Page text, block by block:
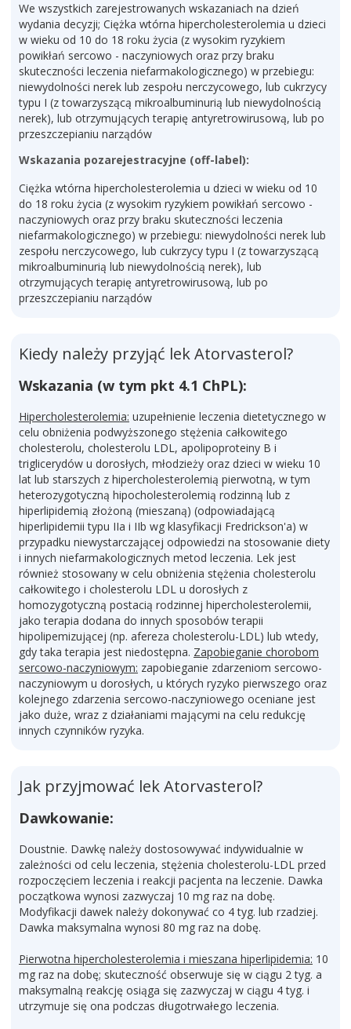
We wszystkich zarejestrowanych wskazaniach na dzień
wydania decyzji; Ciężka wtórna hipercholesterolemia u dzieci
w wieku od 10 do 18 roku życia (z wysokim ryzykiem
powikłań sercowo - naczyniowych oraz przy braku
skuteczności leczenia niefarmakologicznego) w przebiegu:
niewydolności nerek lub zespołu nerczycowego, lub cukrzycy
typu I (z towarzyszącą mikroalbuminurią lub niewydolnością
nerek), lub otrzymujących terapię antyretrowirusową, lub po
przeszczepianiu narządów
Wskazania pozarejestracyjne (off-label):
Ciężka wtórna hipercholesterolemia u dzieci w wieku od 10
do 18 roku życia (z wysokim ryzykiem powikłań sercowo -
naczyniowych oraz przy braku skuteczności leczenia
niefarmakologicznego) w przebiegu: niewydolności nerek lub
zespołu nerczycowego, lub cukrzycy typu I (z towarzyszącą
mikroalbuminurią lub niewydolnością nerek), lub
otrzymujących terapię antyretrowirusową, lub po
przeszczepianiu narządów
Kiedy należy przyjąć lek Atorvasterol?
Wskazania (w tym pkt 4.1 ChPL):
Hipercholesterolemia: uzupełnienie leczenia dietetycznego w
celu obniżenia podwyższonego stężenia całkowitego
cholesterolu, cholesterolu LDL, apolipoproteiny B i
triglicerydów u dorosłych, młodzieży oraz dzieci w wieku 10
lat lub starszych z hipercholesterolemią pierwotną, w tym
heterozygotyczną hipocholesterolemią rodzinną lub z
hiperlipidemią złożoną (mieszaną) (odpowiadającą
hiperlipidemii typu IIa i IIb wg klasyfikacji Fredrickson'a) w
przypadku niewystarczającej odpowiedzi na stosowanie diety
i innych niefarmakologicznych metod leczenia. Lek jest
również stosowany w celu obniżenia stężenia cholesterolu
całkowitego i cholesterolu LDL u dorosłych z
homozygotyczną postacią rodzinnej hipercholesterolemii,
jako terapia dodana do innych sposobów terapii
hipolipemizującej (np. afereza cholesterolu-LDL) lub wtedy,
gdy taka terapia jest niedostępna. Zapobieganie chorobom
sercowo-naczyniowym: zapobieganie zdarzeniom sercowo-
naczyniowym u dorosłych, u których ryzyko pierwszego oraz
kolejnego zdarzenia sercowo-naczyniowego oceniane jest
jako duże, wraz z działaniami mającymi na celu redukcję
innych czynników ryzyka.
Jak przyjmować lek Atorvasterol?
Dawkowanie:
Doustnie. Dawkę należy dostosowywać indywidualnie w
zależności od celu leczenia, stężenia cholesterolu-LDL przed
rozpoczęciem leczenia i reakcji pacjenta na leczenie. Dawka
początkowa wynosi zazwyczaj 10 mg raz na dobę.
Modyfikacji dawek należy dokonywać co 4 tyg. lub rzadziej.
Dawka maksymalna wynosi 80 mg raz na dobę.
Pierwotna hipercholesterolemia i mieszana hiperlipidemia: 10
mg raz na dobę; skuteczność obserwuje się w ciągu 2 tyg. a
maksymalną reakcję osiąga się zazwyczaj w ciągu 4 tyg. i
utrzymuje się ona podczas długotrwałego leczenia.